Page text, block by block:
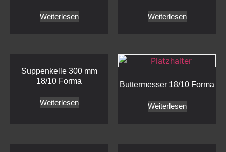
Weiterlesen Weiterlesen
Suppenkelle 300 mm
18/10 Forma
Weiterlesen
Buttermesser 18/10 Forma
Weiterlesen